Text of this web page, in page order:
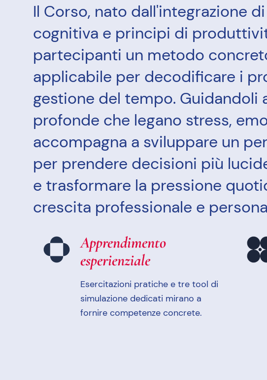
Il Corso, nato dall'integrazione
cognitiva e principi di
partecipanti un metodo
applicabile per decodificare i
gestione del tempo.
profonde che legano stress,
accompagna a sviluppare un
per prendere decisioni più
e trasformare la pressione
crescita professionale e
Apprendimento
esperienziale
Esercitazioni pratiche e tre tool di
simulazione dedicati mirano a
fornire competenze concrete.